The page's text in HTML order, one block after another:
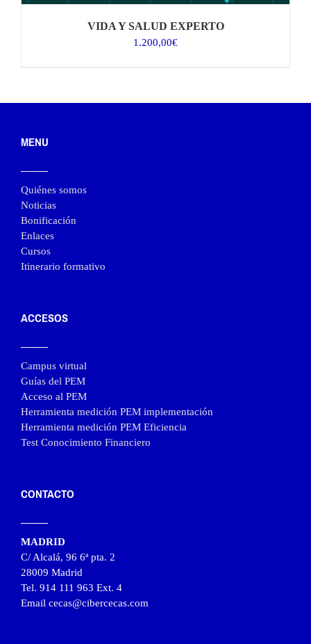
VIDA Y SALUD EXPERTO
1.200,00€
MENU
Quiénes somos
Noticias
Bonificación
Enlaces
Cursos
Itinerario formativo
ACCESOS
Campus virtual
Guías del PEM
Acceso al PEM
Herramienta medición PEM implementación
Herramienta medición PEM Eficiencia
Test Conocimiento Financiero
CONTACTO
MADRID
C/ Alcalá, 96 6ª pta. 2
28009 Madrid
Tel. 914 111 963 Ext. 4
Email cecas@cibercecas.com